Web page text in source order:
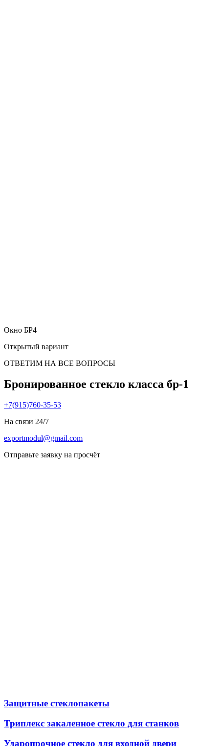
Окно БР4
Открытый вариант
ОТВЕТИМ НА ВСЕ ВОПРОСЫ
Бронированное стекло класса бр-1
+7(915)760-35-53
На связи 24/7
exportmodul@gmail.com
Отправьте заявку на просчёт
Защитные стеклопакеты
Триплекс закаленное стекло для станков
Ударопрочное стекло для входной двери